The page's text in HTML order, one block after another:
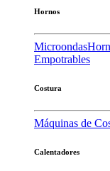
Hornos
Microondas
Empotrables
Costura
Máquinas de
Calentadores